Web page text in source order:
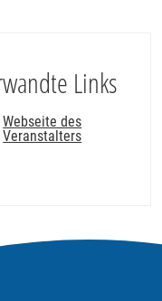
Links
Webseite des
Veranstalters